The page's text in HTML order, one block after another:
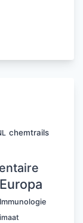
chemtrails
Europa
Immunologie